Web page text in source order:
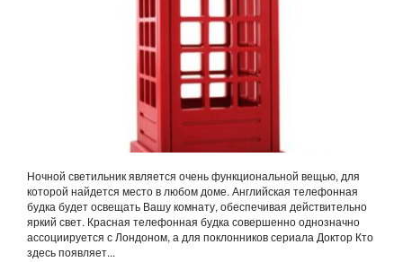
Ночной светильник является очень функциональной вещью, для
которой найдется место в любом доме. Английская телефонная
будка будет освещать Вашу комнату, обеспечивая действительно
яркий свет. Красная телефонная будка совершенно однозначно
ассоциируется с Лондоном, а для поклонников сериала Доктор Кто
здесь появляет...